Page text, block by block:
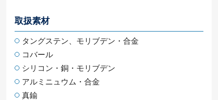
取扱素材
タングステン、モリブデン・合金
コバール
シリコン・銅・モリブデン
アルミニュウム・合金
真鍮